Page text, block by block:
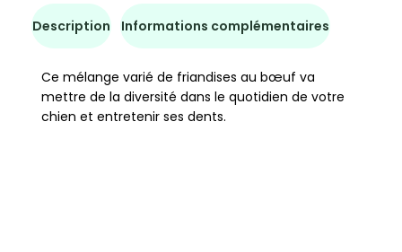
Description Informations complémentaires
Ce mélange varié de friandises au bœuf va
mettre de la diversité dans le quotidien de votre
chien et entretenir ses dents.